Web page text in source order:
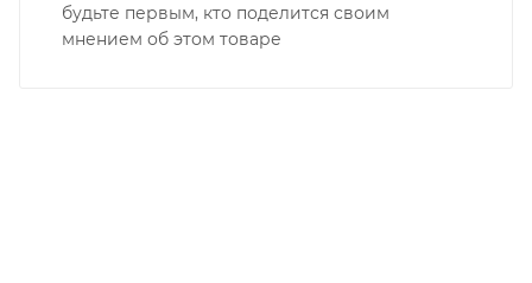
будьте первым, кто поделится своим
мнением об этом товаре